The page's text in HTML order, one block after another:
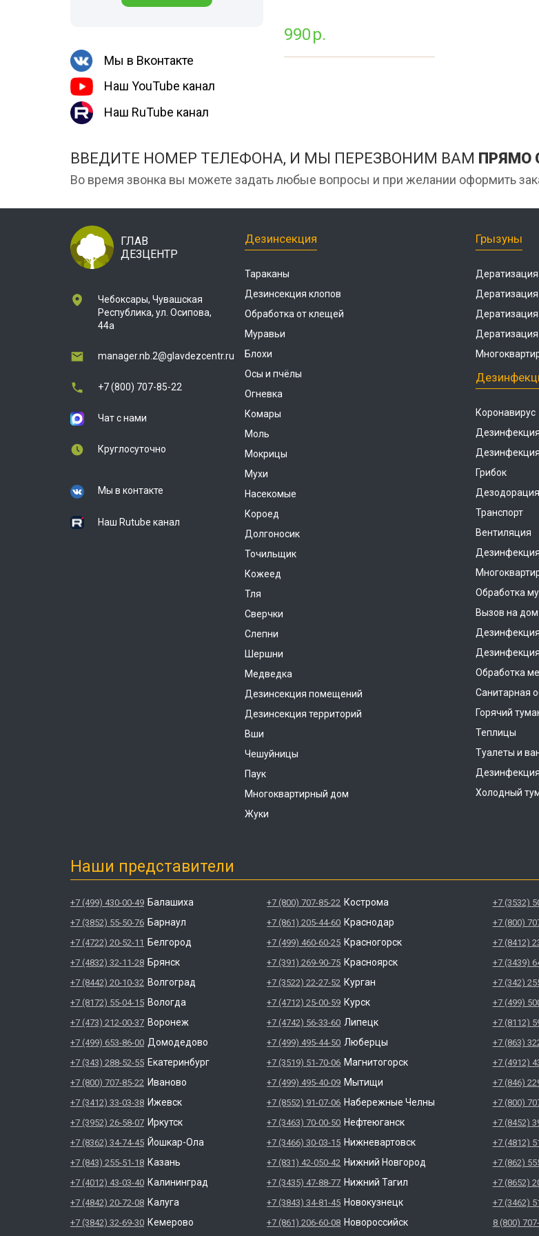
Шершни
Вши
Чешуйницы
Многоквартирный дом
Жуки
Холодный туман
Мы в Вконтакте
Наш YouTube канал
Наш RuTube канал
990р.
ВВЕДИТЕ НОМЕР ТЕЛЕФОНА, И МЫ ПЕРЕЗВОНИМ ВАМ ПРЯМО
Во время звонка вы можете задать любые вопросы и при желании оформить
ГЛАВ
ДЕЗЦЕНТР
Чебоксары, Чувашская
Республика, ул. Осипова,
44а
manager.nb.2@glavdezcentr.ru
+7 (800) 707-85-22
Чат с нами
Круглосуточно
Мы в контакте
Наш Rutube канал
Дезинсекция
Тараканы
Дезинсекция клопов
Обработка от клещей
Муравьи
Блохи
Осы и пчёлы
Огневка
Комары
Моль
Мокрицы
Мухи
Насекомые
Короед
Долгоносик
Точильщик
Кожеед
Тля
Сверчки
Слепни
Шершни
Медведка
Дезинсекция помещений
Дезинсекция территорий
Вши
Чешуйницы
Паук
Многоквартирный дом
Жуки
Грызуны
Дератизация
Коронавирус
Грибок
Дезодорация
Транспорт
Вентиляция
Обработка
Вызов на дом
Обработка
Санитарная
Горячий
Теплицы
Туалеты и
Холодный
Наши представители
+7 (499) 430-00-49 Балашиха
+7 (3852) 55-50-76 Барнаул
+7 (4722) 20-52-11 Белгород
+7 (4832) 32-11-28 Брянск
+7 (8442) 20-10-32 Волгоград
+7 (8172) 55-04-15 Вологда
+7 (473) 212-00-37 Воронеж
+7 (499) 653-86-00 Домодедово
+7 (343) 288-52-55 Екатеринбург
+7 (800) 707-85-22 Иваново
+7 (3412) 33-03-38 Ижевск
+7 (3952) 26-58-07 Иркутск
+7 (8362) 34-74-45 Йошкар-Ола
+7 (843) 255-51-18 Казань
+7 (4012) 43-03-40 Калининград
+7 (4842) 20-72-08 Калуга
+7 (3842) 32-69-30 Кемерово
+7 (800) 707-85-22 Кострома
+7 (861) 205-44-60 Краснодар
+7 (499) 460-60-25 Красногорск
+7 (391) 269-90-75 Красноярск
+7 (3522) 22-27-52 Курган
+7 (4712) 25-00-59 Курск
+7 (4742) 56-33-60 Липецк
+7 (499) 495-44-50 Люберцы
+7 (3519) 51-70-06 Магнитогорск
+7 (499) 495-40-09 Мытищи
+7 (8552) 91-07-06 Набережные Челны
+7 (3463) 70-00-50 Нефтеюганск
+7 (3466) 30-03-15 Нижневартовск
+7 (831) 42-050-42 Нижний Новгород
+7 (3435) 47-88-77 Нижний Тагил
+7 (3843) 34-81-45 Новокузнецк
+7 (861) 206-60-08 Новороссийск
+7 (3532)
+7 (800)
+7 (8412)
+7 (3439)
+7 (342)
+7 (499)
+7 (8112)
+7 (863)
+7 (4912)
+7 (846)
+7 (800)
+7 (8452)
+7 (4812)
+7 (862)
+7 (8652)
+7 (3462)
8 (800)